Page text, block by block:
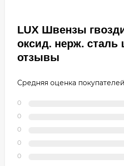
LUX Швензы
оксид. нерж. сталь
отзывы
Средняя оценка
0
0
0
0
0